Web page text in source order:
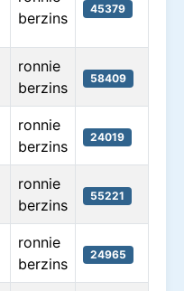
berzins
45379
ronnie
berzins
58409
ronnie
berzins
24019
ronnie
berzins
55221
ronnie
berzins
24965